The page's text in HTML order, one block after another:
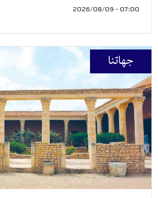
07:00 - 2026/08/09
جهاتنا